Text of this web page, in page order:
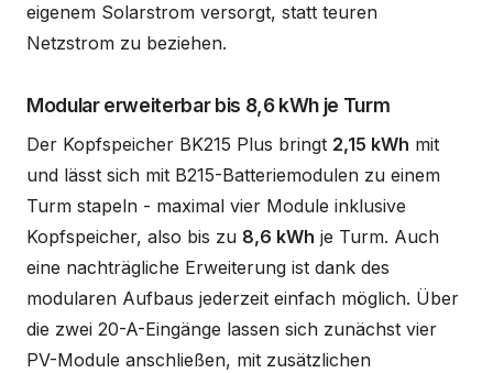
eigenem Solarstrom versorgt, statt teuren
Netzstrom zu beziehen.
Modular erweiterbar bis 8,6 kWh je Turm
Der Kopfspeicher BK215 Plus bringt 2,15 kWh mit
und lässt sich mit B215-Batteriemodulen zu einem
Turm stapeln - maximal vier Module inklusive
Kopfspeicher, also bis zu 8,6 kWh je Turm. Auch
eine nachträgliche Erweiterung ist dank des
modularen Aufbaus jederzeit einfach möglich. Über
die zwei 20-A-Eingänge lassen sich zunächst vier
PV-Module anschließen, mit zusätzlichen